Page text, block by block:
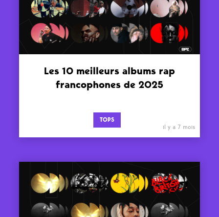
Les 10 meilleurs albums rap
francophones de 2025
TOPS
il y a 7 mois